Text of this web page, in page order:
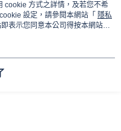
cookie 方式之詳情，及若您不希
設定，請參閱本網站「 隱私
表示您同意本公司得按本網站使